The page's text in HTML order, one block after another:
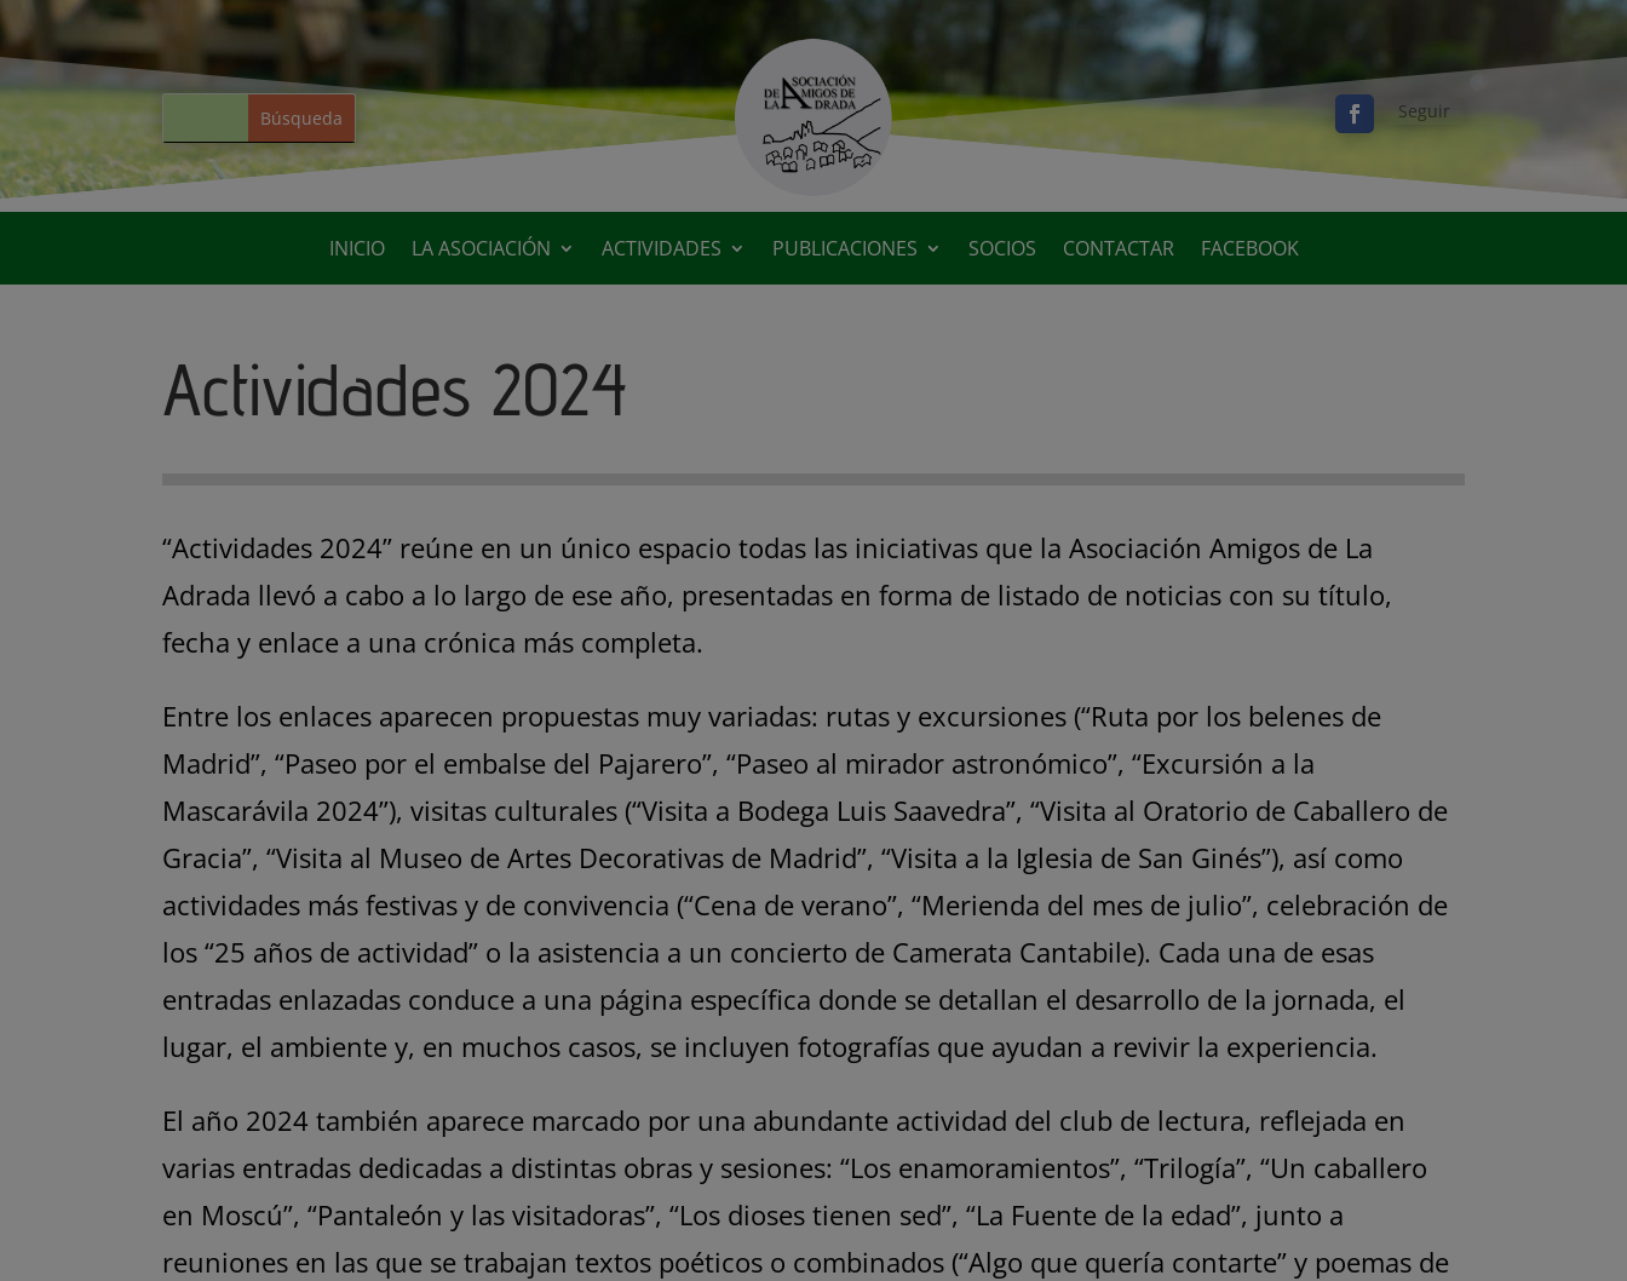
Seguir
INICIO LA ASOCIACIÓN ACTIVIDADES PUBLICACIONES SOCIOS CONTACTAR FACEBOOK
Actividades 2024
“Actividades 2024” reúne en un único espacio todas las iniciativas que la Asociación Amigos de La
Adrada llevó a cabo a lo largo de ese año, presentadas en forma de listado de noticias con su título,
fecha y enlace a una crónica más completa.
Entre los enlaces aparecen propuestas muy variadas: rutas y excursiones (“Ruta por los belenes de
Madrid”, “Paseo por el embalse del Pajarero”, “Paseo al mirador astronómico”, “Excursión a la
Mascarávila 2024”), visitas culturales (“Visita a Bodega Luis Saavedra”, “Visita al Oratorio de Caballero de
Gracia”, “Visita al Museo de Artes Decorativas de Madrid”, “Visita a la Iglesia de San Ginés”), así como
actividades más festivas y de convivencia (“Cena de verano”, “Merienda del mes de julio”, celebración de
los “25 años de actividad” o la asistencia a un concierto de Camerata Cantabile). Cada una de esas
entradas enlazadas conduce a una página específica donde se detallan el desarrollo de la jornada, el
lugar, el ambiente y, en muchos casos, se incluyen fotografías que ayudan a revivir la experiencia.
El año 2024 también aparece marcado por una abundante actividad del club de lectura, reflejada en
varias entradas dedicadas a distintas obras y sesiones: “Los enamoramientos”, “Trilogía”, “Un caballero
en Moscú”, “Pantaleón y las visitadoras”, “Los dioses tienen sed”, “La Fuente de la edad”, junto a
reuniones en las que se trabajan textos poéticos o combinados (“Algo que quería contarte” y poemas de